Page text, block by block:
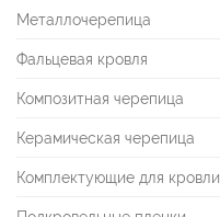
Металлочерепица
Фальцевая кровля
Композитная черепица
Керамическая черепица
Комплектующие для кровли